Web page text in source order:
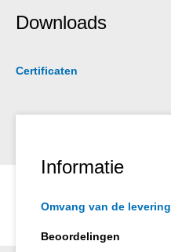
cirkelvormig naar lengtesnijden.
Downloads
Certificaten
Informatie
Omvang van de levering
Beoordelingen